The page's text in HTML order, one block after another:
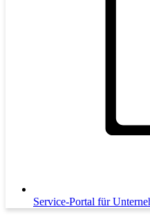
Service-Portal für